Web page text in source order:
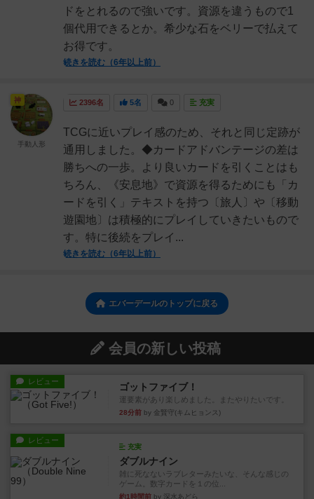
ドをとれるので強いです。資源を違うもので1
個代用できるとか。希少な石をベリーで払えて
お得です。
続きを読む（6年以上前）
2396名 5名 0 充実
TCGに近いプレイ感のため、それと同じ定跡が
通用しました。◆カードアドバンテージの差は
勝ちへの一歩。より良いカードを引くことはも
ちろん、《安息地》で資源を得るためにも「カ
ードを引く」テキストを持つ〔旅人〕や〔移動
遊園地〕は積極的にプレイしていきたいもので
す。特に後続をプレイ...
続きを読む（6年以上前）
神
手動人形
エバーデールのトップに戻る
会員の新しい投稿
レビュー ゴットファイブ！
運要素があり楽しめました。またやりたいです。
28分前 by 金賢守(キムヒョンス)
レビュー
充実
ダブルナイン
雑に死なないラブレターみたいな、そんな感じの
ゲーム。数字カードを１の位...
約1時間前 by 深水あどら